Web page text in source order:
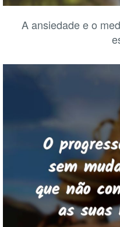
A ansiedade e o